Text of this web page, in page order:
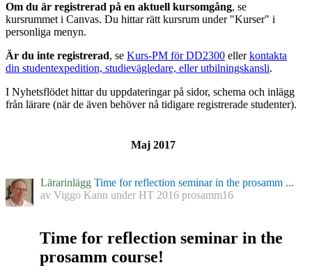
Om du är registrerad på en aktuell kursomgång, se
kursrummet i Canvas. Du hittar rätt kursrum under "Kurser" i
personliga menyn.
Är du inte registrerad, se Kurs-PM för DD2300 ellerkontakta
din studentexpedition, studievägledare, eller utbilningskansli.
I Nyhetsflödet hittar du uppdateringar på sidor, schema och inlägg
från lärare (när de även behöver nå tidigare registrerade studenter).
Maj 2017
Lärarinlägg Time for reflection seminar in the prosamm ...
av Viggo Kann under HT 2016 prosamm16
Time for reflection seminar in the
prosamm course!